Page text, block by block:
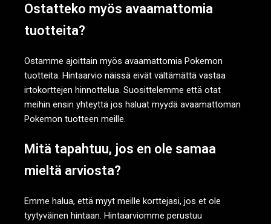
Ostatteko myös avaamattomia
tuotteita?
Ostamme ajoittain myös avaamattomia Pokemon
tuotteita. Hintaarvio näissä eivät vältämättä vastaa
irtokorttejen hinnottelua. Suosittelemme että otat
meihin ensin yhteyttä jos haluat myydä avaamattoman
Pokemon tuotteen meille.
Mitä tapahtuu, jos en ole samaa
mieltä arviosta?
Emme halua, että myyt meille korttejasi, jos et ole
tyytyväinen hintaan. Hintaarviomme perustuu